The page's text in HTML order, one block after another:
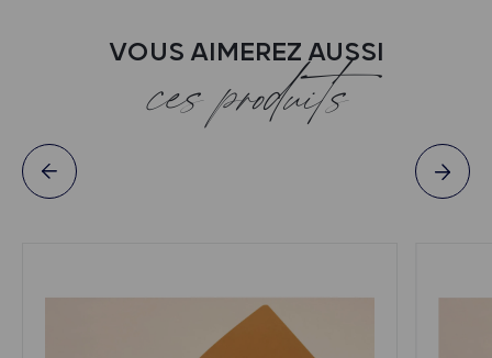
VOUS AIMEREZ AUSSI
ces produits